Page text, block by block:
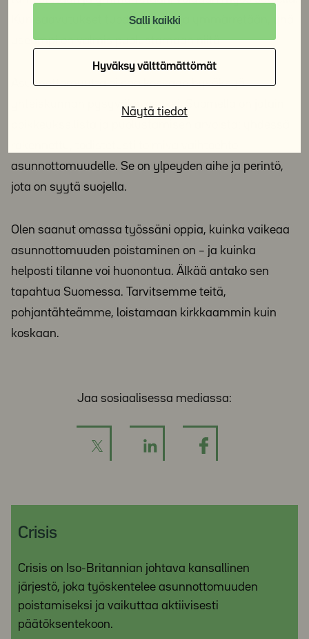
Salli kaikki
Hyväksy välttämättömät
Näytä tiedot
Kun saavutukset tuodaan esiin ja ymmärretään, yhä
useampi on valmis puolustamaan niitä.
Asunnottomuutta ei saa koskaan hyväksyä
yhteiskunnan pysyväksi osaksi. Suomella on jotain
asunnottomuudelle. Se on ylpeyden aihe ja perintö,
jota on syytä suojella.
Olen saanut omassa työssäni oppia, kuinka vaikeaa
asunnottomuuden poistaminen on – ja kuinka
helposti tilanne voi huonontua. Älkää antako sen
tapahtua Suomessa. Tarvitsemme teitä,
pohjantähteämme, loistamaan kirkkaammin kuin
koskaan.
Jaa sosiaalisessa mediassa:
Crisis
Crisis on Iso-Britannian johtava kansallinen
järjestö, joka työskentelee asunnottomuuden
poistamiseksi ja vaikuttaa aktiivisesti
päätöksentekoon.